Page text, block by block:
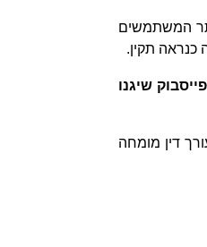
המשתמשים
כנראה תקין.
שיגנו
דין מומחה